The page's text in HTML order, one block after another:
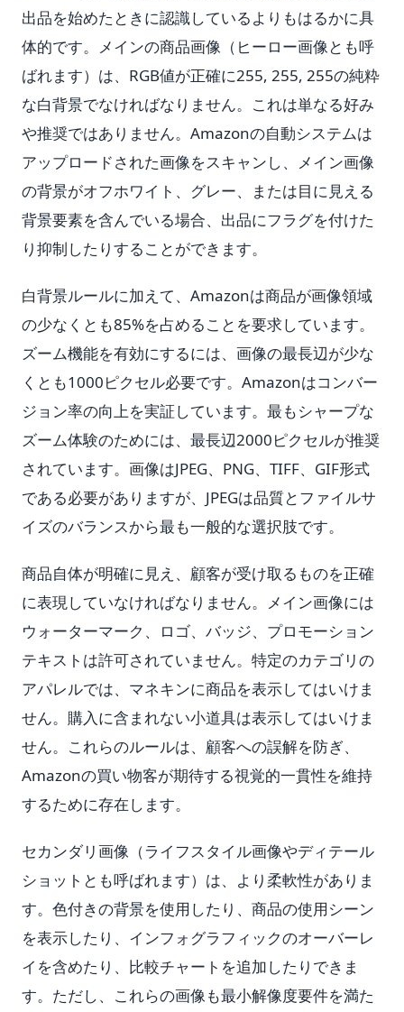
出品を始めたときに認識しているよりもはるかに具
体的です。メインの商品画像（ヒーロー画像とも呼
ばれます）は、RGB値が正確に255, 255, 255の純粋
な白背景でなければなりません。これは単なる好み
や推奨ではありません。Amazonの自動システムは
アップロードされた画像をスキャンし、メイン画像
の背景がオフホワイト、グレー、または目に見える
背景要素を含んでいる場合、出品にフラグを付けた
り抑制したりすることができます。
白背景ルールに加えて、Amazonは商品が画像領域
の少なくとも85%を占めることを要求しています。
ズーム機能を有効にするには、画像の最長辺が少な
くとも1000ピクセル必要です。Amazonはコンバー
ジョン率の向上を実証しています。最もシャープな
ズーム体験のためには、最長辺2000ピクセルが推奨
されています。画像はJPEG、PNG、TIFF、GIF形式
である必要がありますが、JPEGは品質とファイルサ
イズのバランスから最も一般的な選択肢です。
商品自体が明確に見え、顧客が受け取るものを正確
に表現していなければなりません。メイン画像には
ウォーターマーク、ロゴ、バッジ、プロモーション
テキストは許可されていません。特定のカテゴリの
アパレルでは、マネキンに商品を表示してはいけま
せん。購入に含まれない小道具は表示してはいけま
せん。これらのルールは、顧客への誤解を防ぎ、
Amazonの買い物客が期待する視覚的一貫性を維持
するために存在します。
セカンダリ画像（ライフスタイル画像やディテール
ショットとも呼ばれます）は、より柔軟性がありま
す。色付きの背景を使用したり、商品の使用シーン
を表示したり、インフォグラフィックのオーバーレ
イを含めたり、比較チャートを追加したりできま
す。ただし、これらの画像も最小解像度要件を満た